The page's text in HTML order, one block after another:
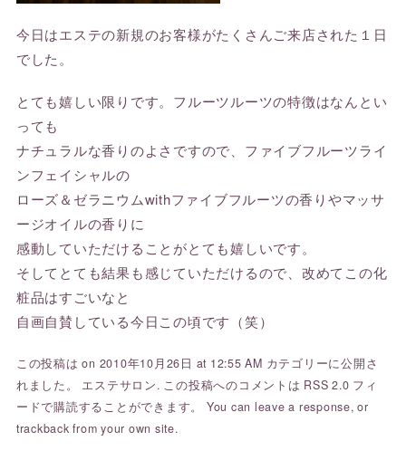
今日はエステの新規のお客様がたくさんご来店された１日
でした。
とても嬉しい限りです。フルーツルーツの特徴はなんとい
っても
ナチュラルな香りのよさですので、ファイブフルーツライ
ンフェイシャルの
ローズ＆ゼラニウムwithファイブフルーツの香りやマッサ
ージオイルの香りに
感動していただけることがとても嬉しいです。
そしてとても結果も感じていただけるので、改めてこの化
粧品はすごいなと
自画自賛している今日この頃です（笑）
この投稿は on 2010年10月26日 at 12:55 AM カテゴリーに公開さ
れました。 エステサロン. この投稿へのコメントは RSS 2.0 フィ
ードで購読することができます。 You can leave a response, or
trackback from your own site.